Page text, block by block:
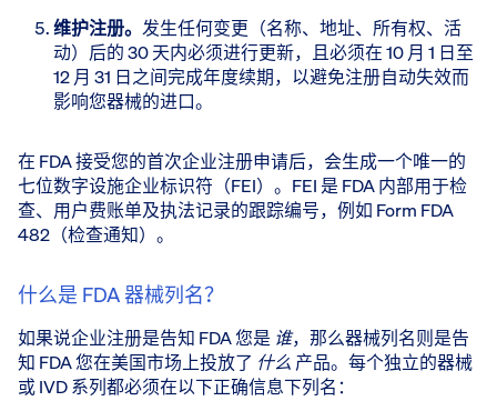
维护注册。 ​ 发生任何变更（名称、地址、所有权、活
动）后的 30 天内必须进行更新，且必须在 10 月 1 日至
12 月 31 日之间完成年度续期，以避免注册自动失效而
影响您器械的进口。
在 FDA 接受您的首次企业注册申请后，会生成一个唯一的
七位数字设施企业标识符（FEI）。FEI 是 FDA 内部用于检
查、用户费账单及执法记录的跟踪编号，例如 Form FDA
482（检查通知）。
什么是 FDA 器械列名？
如果说企业注册是告知 FDA 您是 谁，那么器械列名则是告
知 FDA 您在美国市场上投放了 什么 产品。每个独立的器械
或 IVD 系列都必须在以下正确信息下列名：